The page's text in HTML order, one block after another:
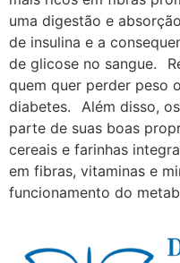
uma digestão e
de insulina e a
de glicose no
quem quer perder peso
diabetes.⠀Além disso,
parte de suas boas
cereais e farinhas
em fibras, vitaminas e
funcionamento do